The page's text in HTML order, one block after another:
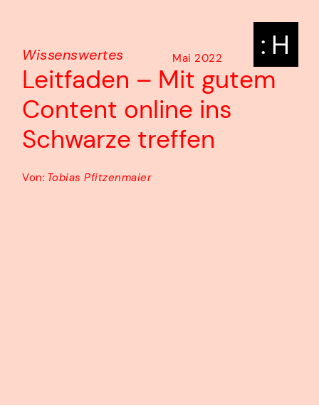
: H
Mai 2022
Wissenswertes
Leitfaden – Mit gutem
Content online ins
Schwarze treffen
Von: Tobias Pfitzenmaier